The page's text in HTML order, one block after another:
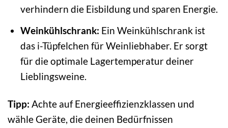
verhindern die Eisbildung und sparen Energie.
Weinkühlschrank: Ein Weinkühlschrank ist
das i-Tüpfelchen für Weinliebhaber. Er sorgt
für die optimale Lagertemperatur deiner
Lieblingsweine.
Tipp: Achte auf Energieeffizienzklassen und
wähle Geräte, die deinen Bedürfnissen